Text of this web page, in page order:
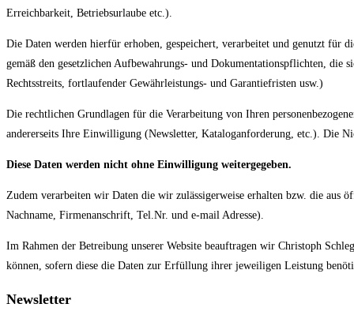
Erreichbarkeit, Betriebsurlaube etc.).
Die Daten werden hierfür erhoben, gespeichert, verarbeitet und genutzt für
gemäß den gesetzlichen Aufbewahrungs- und Dokumentationspflichten, die
Rechtsstreits, fortlaufender Gewährleistungs- und Garantiefristen usw.)
Die rechtlichen Grundlagen für die Verarbeitung von Ihren
andererseits Ihre Einwilligung (Newsletter, Kataloganforderung, etc.). Die
Diese Daten werden nicht ohne Einwilligung weitergegeben.
Zudem verarbeiten wir Daten die wir zulässigerweise erhalten bzw. die aus
Nachname, Firmenanschrift, Tel.Nr. und e-mail Adresse).
Im Rahmen der Betreibung unserer Website beauftragen wir Christoph
können, sofern diese die Daten zur Erfüllung ihrer jeweiligen Leistung
Newsletter